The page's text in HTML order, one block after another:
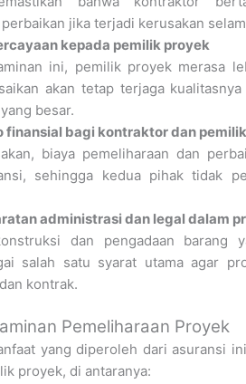
jika terjadi kerusakan
kepada pemilik proyek
ini, pemilik proyek merasa
akan tetap terjaga
besar.
finansial bagi kontraktor dan
biaya pemeliharaan dan
sehingga kedua pihak tidak
administrasi dan legal dalam
dan pengadaan barang
salah satu syarat utama agar
kontrak.
Pemeliharaan Proyek
yang diperoleh dari asuransi
proyek, di antaranya: